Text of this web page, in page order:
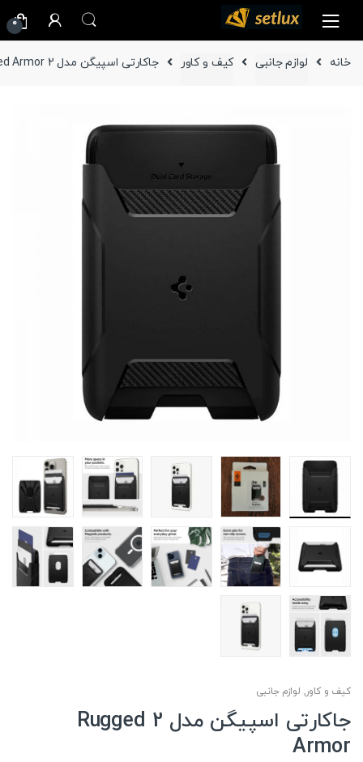
navigation
content
0
خانه لوازم جانبی کیف و کاور جاکارتی اسپیگن مدل 2 Rugged Armor
کیف و کاور, لوازم جانبی
جاکارتی اسپیگن مدل 2 Rugged
Armor